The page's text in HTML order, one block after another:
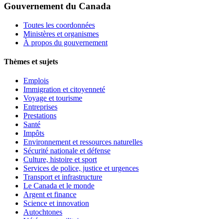
Gouvernement du Canada
Toutes les coordonnées
Ministères et organismes
À propos du gouvernement
Thèmes et sujets
Emplois
Immigration et citoyenneté
Voyage et tourisme
Entreprises
Prestations
Santé
Impôts
Environnement et ressources naturelles
Sécurité nationale et défense
Culture, histoire et sport
Services de police, justice et urgences
Transport et infrastructure
Le Canada et le monde
Argent et finance
Science et innovation
Autochtones